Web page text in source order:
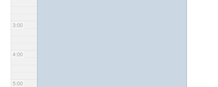
3:00
4:00
5:00